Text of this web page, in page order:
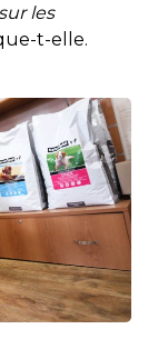
les
t-elle.